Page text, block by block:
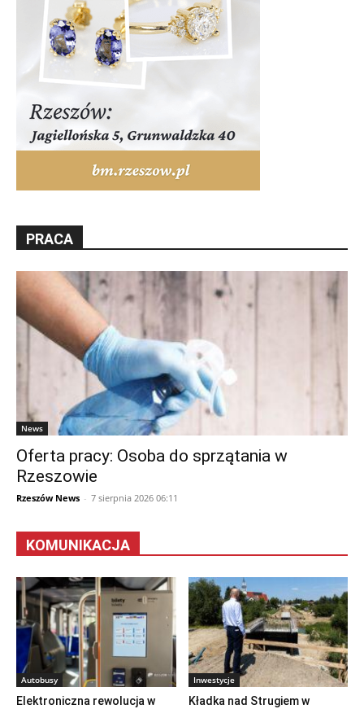
PRACA
News
Oferta pracy: Osoba do sprzątania w
Rzeszowie
Rzeszów News - 7 sierpnia 2026 06:11
KOMUNIKACJA
Autobusy
Elektroniczna rewolucja w
Inwestycje
Kładka nad Strugiem w